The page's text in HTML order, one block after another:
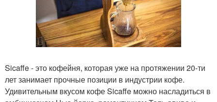
Sicaffe - это кофейня, которая уже на протяжении 20-ти
лет занимает прочные позиции в индустрии кофе.
Удивительным вкусом кофе Sicaffe можно насладиться в